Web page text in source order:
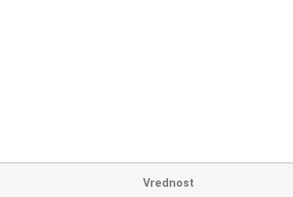
Vrednost